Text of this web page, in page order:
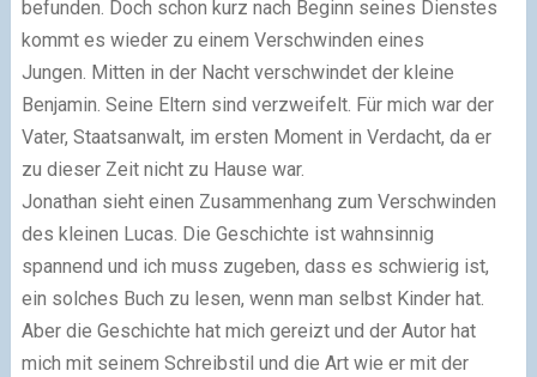
befunden. Doch schon kurz nach Beginn seines Dienstes
kommt es wieder zu einem Verschwinden eines
Jungen. Mitten in der Nacht verschwindet der kleine
Benjamin. Seine Eltern sind verzweifelt. Für mich war der
Vater, Staatsanwalt, im ersten Moment in Verdacht, da er
zu dieser Zeit nicht zu Hause war.
Jonathan sieht einen Zusammenhang zum Verschwinden
des kleinen Lucas. Die Geschichte ist wahnsinnig
spannend und ich muss zugeben, dass es schwierig ist,
ein solches Buch zu lesen, wenn man selbst Kinder hat.
Aber die Geschichte hat mich gereizt und der Autor hat
mich mit seinem Schreibstil und die Art wie er mit der